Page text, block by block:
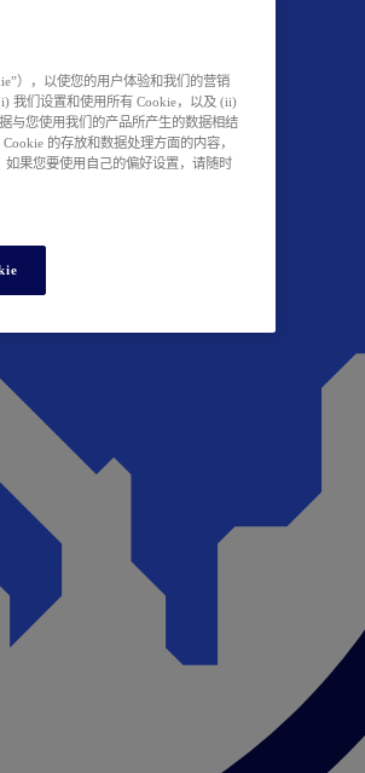
），以使您的用户体验和我们的营销
我们设置和使用所有 Cookie，以及 (ii)
与您使用我们的产品所产生的数据相结
的存放和数据处理方面的内容，
果您要使用自己的偏好设置，请随时